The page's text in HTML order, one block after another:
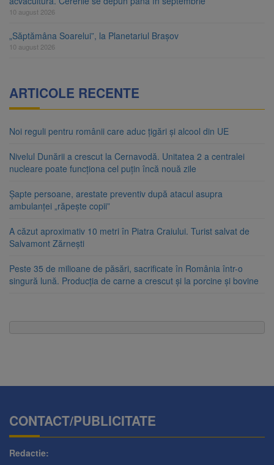
10 august 2026
„Săptămâna Soarelui”, la Planetariul Brașov
10 august 2026
ARTICOLE RECENTE
Noi reguli pentru românii care aduc țigări și alcool din UE
Nivelul Dunării a crescut la Cernavodă. Unitatea 2 a centralei
nucleare poate funcționa cel puțin încă nouă zile
Șapte persoane, arestate preventiv după atacul asupra
ambulanței „răpește copii”
A căzut aproximativ 10 metri în Piatra Craiului. Turist salvat de
Salvamont Zărnești
Peste 35 de milioane de păsări, sacrificate în România într-o
singură lună. Producția de carne a crescut și la porcine și bovine
CONTACT/PUBLICITATE
Redactie: